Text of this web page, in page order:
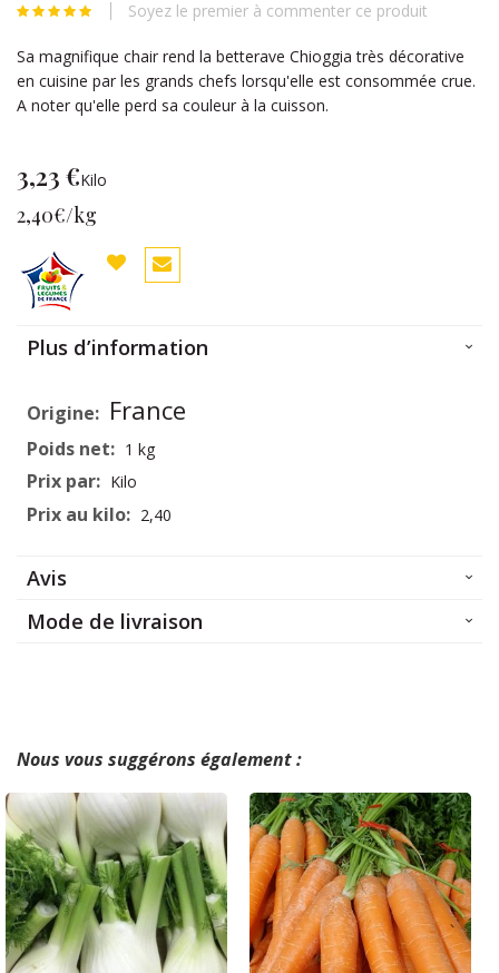
beginning
the
images
gallery
Soyez le premier à commenter ce produit
Sa magnifique chair rend la betterave Chioggia très décorative
en cuisine par les grands chefs lorsqu'elle est consommée crue.
A noter qu'elle perd sa couleur à la cuisson.
3,23 €Kilo
2,40€/kg
Plus d’information
Plus
d’informationFrance
1 kg
Kilo
2,40
Avis
Mode de livraison
Nous vous suggérons également :